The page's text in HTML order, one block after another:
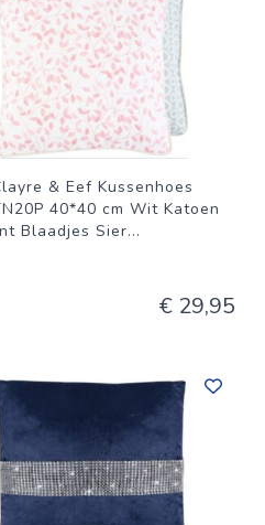
& Eef Kussenhoes
40*40 cm Wit Katoen
Blaadjes Sier...
€ 29,95